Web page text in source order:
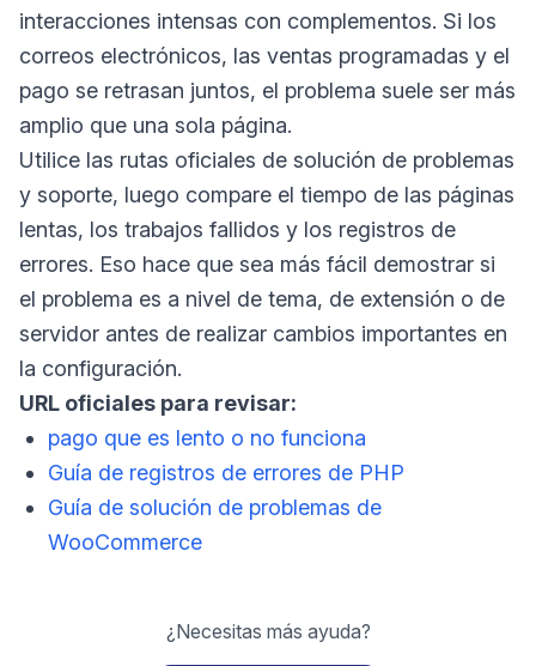
interacciones intensas con complementos. Si los
correos electrónicos, las ventas programadas y el
pago se retrasan juntos, el problema suele ser más
amplio que una sola página.
Utilice las rutas oficiales de solución de problemas
y soporte, luego compare el tiempo de las páginas
lentas, los trabajos fallidos y los registros de
errores. Eso hace que sea más fácil demostrar si
el problema es a nivel de tema, de extensión o de
servidor antes de realizar cambios importantes en
la configuración.
URL oficiales para revisar:
pago que es lento o no funciona
Guía de registros de errores de PHP
Guía de solución de problemas de
WooCommerce
¿Necesitas más ayuda?